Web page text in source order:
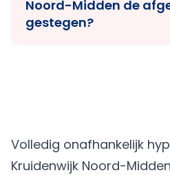
Noord-Midden de
gestegen?
Volledig onafhankelijk
Kruidenwijk Noord-Midden